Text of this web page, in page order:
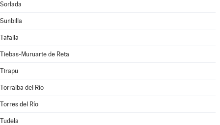
Sorlada
Sunbilla
Tafalla
Tiebas-Muruarte de Reta
Tirapu
Torralba del Río
Torres del Río
Tudela